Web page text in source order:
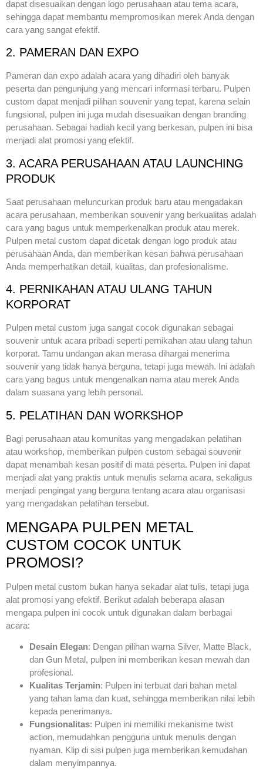
dapat disesuaikan dengan logo perusahaan atau tema acara,
sehingga dapat membantu mempromosikan merek Anda dengan
cara yang sangat efektif.
2. PAMERAN DAN EXPO
Pameran dan expo adalah acara yang dihadiri oleh banyak
peserta dan pengunjung yang mencari informasi terbaru. Pulpen
custom dapat menjadi pilihan souvenir yang tepat, karena selain
fungsional, pulpen ini juga mudah disesuaikan dengan branding
perusahaan. Sebagai hadiah kecil yang berkesan, pulpen ini bisa
menjadi alat promosi yang efektif.
3. ACARA PERUSAHAAN ATAU LAUNCHING
PRODUK
Saat perusahaan meluncurkan produk baru atau mengadakan
acara perusahaan, memberikan souvenir yang berkualitas adalah
cara yang bagus untuk memperkenalkan produk atau merek.
Pulpen metal custom dapat dicetak dengan logo produk atau
perusahaan Anda, dan memberikan kesan bahwa perusahaan
Anda memperhatikan detail, kualitas, dan profesionalisme.
4. PERNIKAHAN ATAU ULANG TAHUN
KORPORAT
Pulpen metal custom juga sangat cocok digunakan sebagai
souvenir untuk acara pribadi seperti pernikahan atau ulang tahun
korporat. Tamu undangan akan merasa dihargai menerima
souvenir yang tidak hanya berguna, tetapi juga mewah. Ini adalah
cara yang bagus untuk mengenalkan nama atau merek Anda
dalam suasana yang lebih personal.
5. PELATIHAN DAN WORKSHOP
Bagi perusahaan atau komunitas yang mengadakan pelatihan
atau workshop, memberikan pulpen custom sebagai souvenir
dapat menambah kesan positif di mata peserta. Pulpen ini dapat
menjadi alat yang praktis untuk menulis selama acara, sekaligus
menjadi pengingat yang berguna tentang acara atau organisasi
yang mengadakan pelatihan tersebut.
MENGAPA PULPEN METAL
CUSTOM COCOK UNTUK
PROMOSI?
Pulpen metal custom bukan hanya sekadar alat tulis, tetapi juga
alat promosi yang efektif. Berikut adalah beberapa alasan
mengapa pulpen ini cocok untuk digunakan dalam berbagai
acara:
Desain Elegan: Dengan pilihan warna Silver, Matte Black,
dan Gun Metal, pulpen ini memberikan kesan mewah dan
profesional.
Kualitas Terjamin: Pulpen ini terbuat dari bahan metal
yang tahan lama dan kuat, sehingga memberikan nilai lebih
kepada penerimanya.
Fungsionalitas: Pulpen ini memiliki mekanisme twist
action, memudahkan pengguna untuk menulis dengan
nyaman. Klip di sisi pulpen juga memberikan kemudahan
dalam menyimpannya.